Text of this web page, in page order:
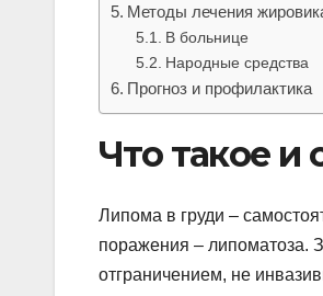
Методы лечения
В больнице
Народные средства
Прогноз и профилактика
Что такое
Липома в груди –
поражения – липоматоза.
отграничением, не